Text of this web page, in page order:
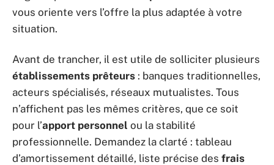
vous oriente vers l’offre la plus adaptée à votre
situation.
Avant de trancher, il est utile de solliciter plusieurs
établissements prêteurs : banques traditionnelles,
acteurs spécialisés, réseaux mutualistes. Tous
n’affichent pas les mêmes critères, que ce soit
pour l’apport personnel ou la stabilité
professionnelle. Demandez la clarté : tableau
d’amortissement détaillé, liste précise des frais